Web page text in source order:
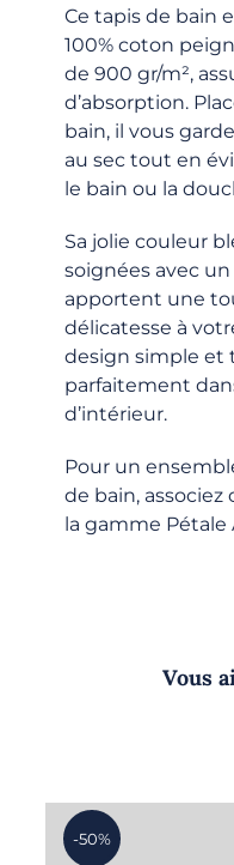
Ce tapis de bain
100% coton
de 900 gr/m²,
d’absorption.
bain, il vous
au sec tout en
le bain ou la
Sa jolie couleur
soignées avec
apportent une
délicatesse à
design simple et
parfaitement
d’intérieur.
Pour un
de bain, associez
la gamme Pétale
Vous
-50%